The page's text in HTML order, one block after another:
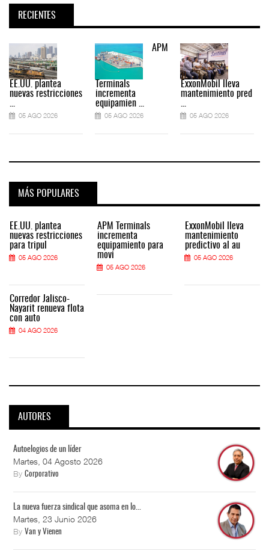
RECIENTES
EE.UU. plantea
nuevas restricciones
05 AGO 2026
APM
Terminals
incrementa
equipamien ...
05 AGO 2026
ExxonMobil lleva
mantenimiento pred
05 AGO 2026
MÁS POPULARES
EE.UU. plantea
nuevas restricciones
para tripul
05 AGO 2026
Corredor Jalisco-
Nayarit renueva flota
con auto
04 AGO 2026
APM Terminals
incrementa
equipamiento para
movi
05 AGO 2026
ExxonMobil lleva
mantenimiento
predictivo al au
05 AGO 2026
AUTORES
Autoelogios de un líder
Martes, 04 Agosto 2026
By Corporativo
La nueva fuerza sindical que asoma en lo...
Martes, 23 Junio 2026
By Van y Vienen